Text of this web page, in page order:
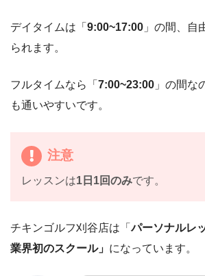
デイタイムは「 9:00~17:00 」の間、自
られます。
フルタイムなら「 7:00~23:00 」の間な
も通いやすいです。
注意
レッスンは1日1回のみです。
チキンゴルフ刈谷店は「パーソナルレ
業界初のスクール」 になっています。